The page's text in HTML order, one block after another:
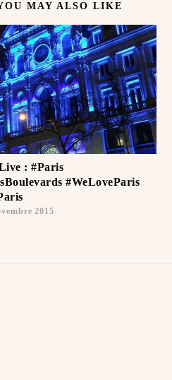
MAY ALSO LIKE
: #Paris
#WeLoveParis
2015